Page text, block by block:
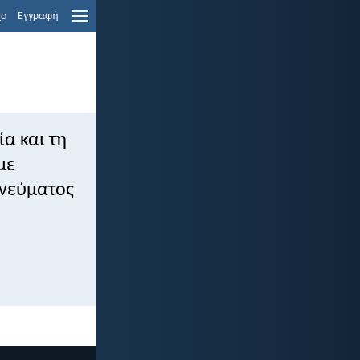
Εγγραφή
και τη